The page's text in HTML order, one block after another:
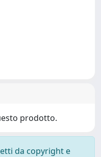
prodotto.
da copyright e